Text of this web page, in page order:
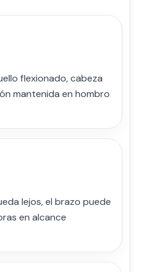
flexionado, cabeza
mantenida en hombro
lejos, el brazo puede
en alcance